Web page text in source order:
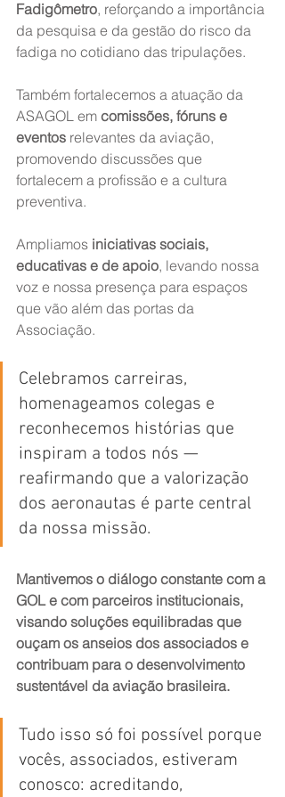
Fadigômetro, reforçando a importância
da pesquisa e da gestão do risco da
fadiga no cotidiano das tripulações.
Também fortalecemos a atuação da
ASAGOL em comissões, fóruns e
eventos relevantes da aviação,
promovendo discussões que
fortalecem a profissão e a cultura
preventiva.
Ampliamos iniciativas sociais,
educativas e de apoio, levando nossa
voz e nossa presença para espaços
que vão além das portas da
Associação.
Celebramos carreiras,
homenageamos colegas e
reconhecemos histórias que
inspiram a todos nós —
reafirmando que a valorização
dos aeronautas é parte central
da nossa missão.
Mantivemos o diálogo constante com a
GOL e com parceiros institucionais,
visando soluções equilibradas que
ouçam os anseios dos associados e
contribuam para o desenvolvimento
sustentável da aviação brasileira.
Tudo isso só foi possível porque
vocês, associados, estiveram
conosco: acreditando,